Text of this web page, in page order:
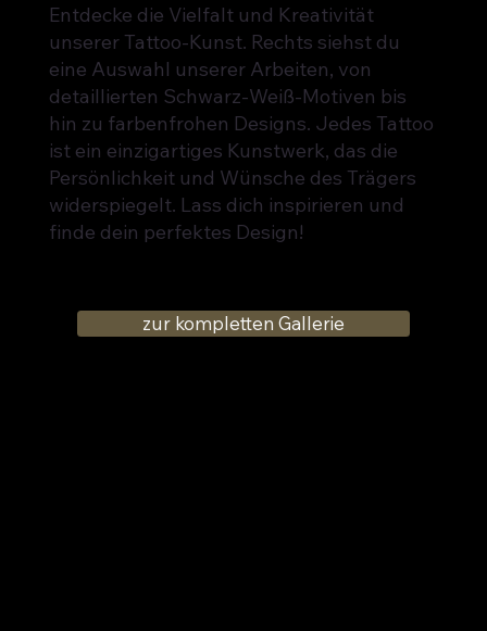
Entdecke die Vielfalt und Kreativität
unserer Tattoo-Kunst. Rechts siehst du
eine Auswahl unserer Arbeiten, von
detaillierten Schwarz-Weiß-Motiven bis
hin zu farbenfrohen Designs. Jedes Tattoo
ist ein einzigartiges Kunstwerk, das die
Persönlichkeit und Wünsche des Trägers
widerspiegelt. Lass dich inspirieren und
finde dein perfektes Design!
zur kompletten Gallerie